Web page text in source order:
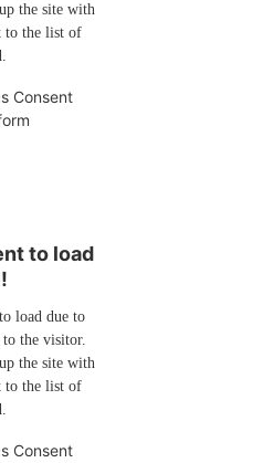
the site with
to the list of
Consent
to load
load due to
to the visitor.
the site with
to the list of
Consent